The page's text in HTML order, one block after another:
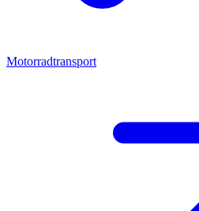
Motorradtransport